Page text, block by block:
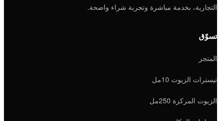
التجارية، بخدمة مباشرة وتجربة شراء واضحة.
تسوّق
المتجر
تيسترات الزيوت 10مل
الزيوت المركزة 250مل